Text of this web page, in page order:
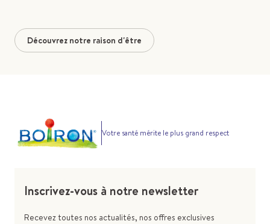
Découvrez notre raison d'être
Votre santé mérite le plus grand respect
Inscrivez-vous à notre newsletter
Recevez toutes nos actualités, nos offres exclusives